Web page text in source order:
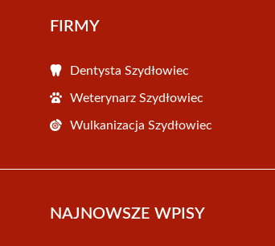
FIRMY
Dentysta Szydłowiec
Weterynarz Szydłowiec
Wulkanizacja Szydłowiec
NAJNOWSZE WPISY